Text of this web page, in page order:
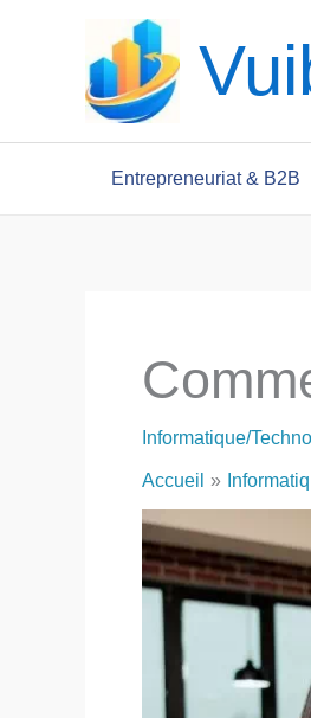
Entrepreneuriat & B2B
Informatique/
Accueil